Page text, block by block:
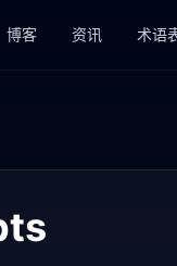
博客 资讯 术语